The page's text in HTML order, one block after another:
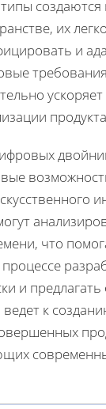
их легко
и
что
и
к